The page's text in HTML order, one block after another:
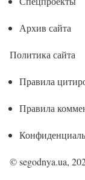
Архив сайта
Политика сайта
Правила
Правила
© segodnya.ua,